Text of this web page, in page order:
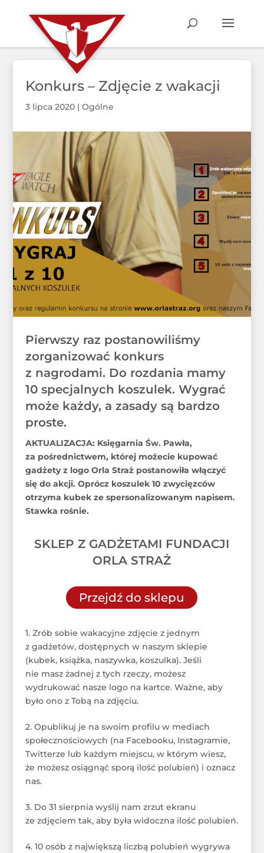
Konkurs – Zdjęcie z wakacji
3 lipca 2020| Ogólne
Pierwszy raz postanowiliśmy
zorganizować konkurs
z nagrodami. Do rozdania mamy
10 specjalnych koszulek. Wygrać
może każdy, a zasady są bardzo
proste.
AKTUALIZACJA: Księgarnia Św. Pawła,
za pośrednictwem, której możecie kupować
gadżety z logo Orla Straż postanowiła włączyć
się do akcji. Oprócz koszulek 10 zwycięzców
otrzyma kubek ze spersonalizowanym napisem.
Stawka rośnie.
SKLEP Z GADŻETAMI FUNDACJI
ORLA STRAŻ
Przejdź do sklepu
1. Zrób sobie wakacyjne zdjęcie z jednym
z gadżetów, dostępnych w naszym sklepie
(kubek, książka, naszywka, koszulka). Jeśli
nie masz żadnej z tych rzeczy, możesz
wydrukować nasze logo na kartce. Ważne, aby
było ono z Tobą na zdjęciu.
2. Opublikuj je na swoim profilu w mediach
społecznościowych (na Facebooku, Instagramie,
Twitterze lub każdym miejscu, w którym wiesz,
że możesz osiągnąć sporą ilość polubień) i oznacz
nas.
3. Do 31 sierpnia wyślij nam zrzut ekranu
ze zdjęciem tak, aby była widoczna ilość polubień.
4. 10 osób z największą liczbą polubień wygrywa